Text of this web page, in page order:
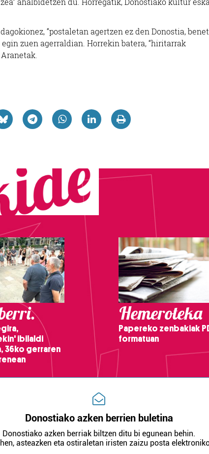
“postaletan agertzen ez den Donostia,
zuen agerraldian. Horrekin batera, “hiritarrak
ibilaldi
36ko gerraren
Hemeroteka
Papereko zenbakiak
formatuan
Donostiako azken berrien buletina
Donostiako azken berriak biltzen ditu bi egunean behin.
asteazken eta ostiraletan iristen zaizu posta